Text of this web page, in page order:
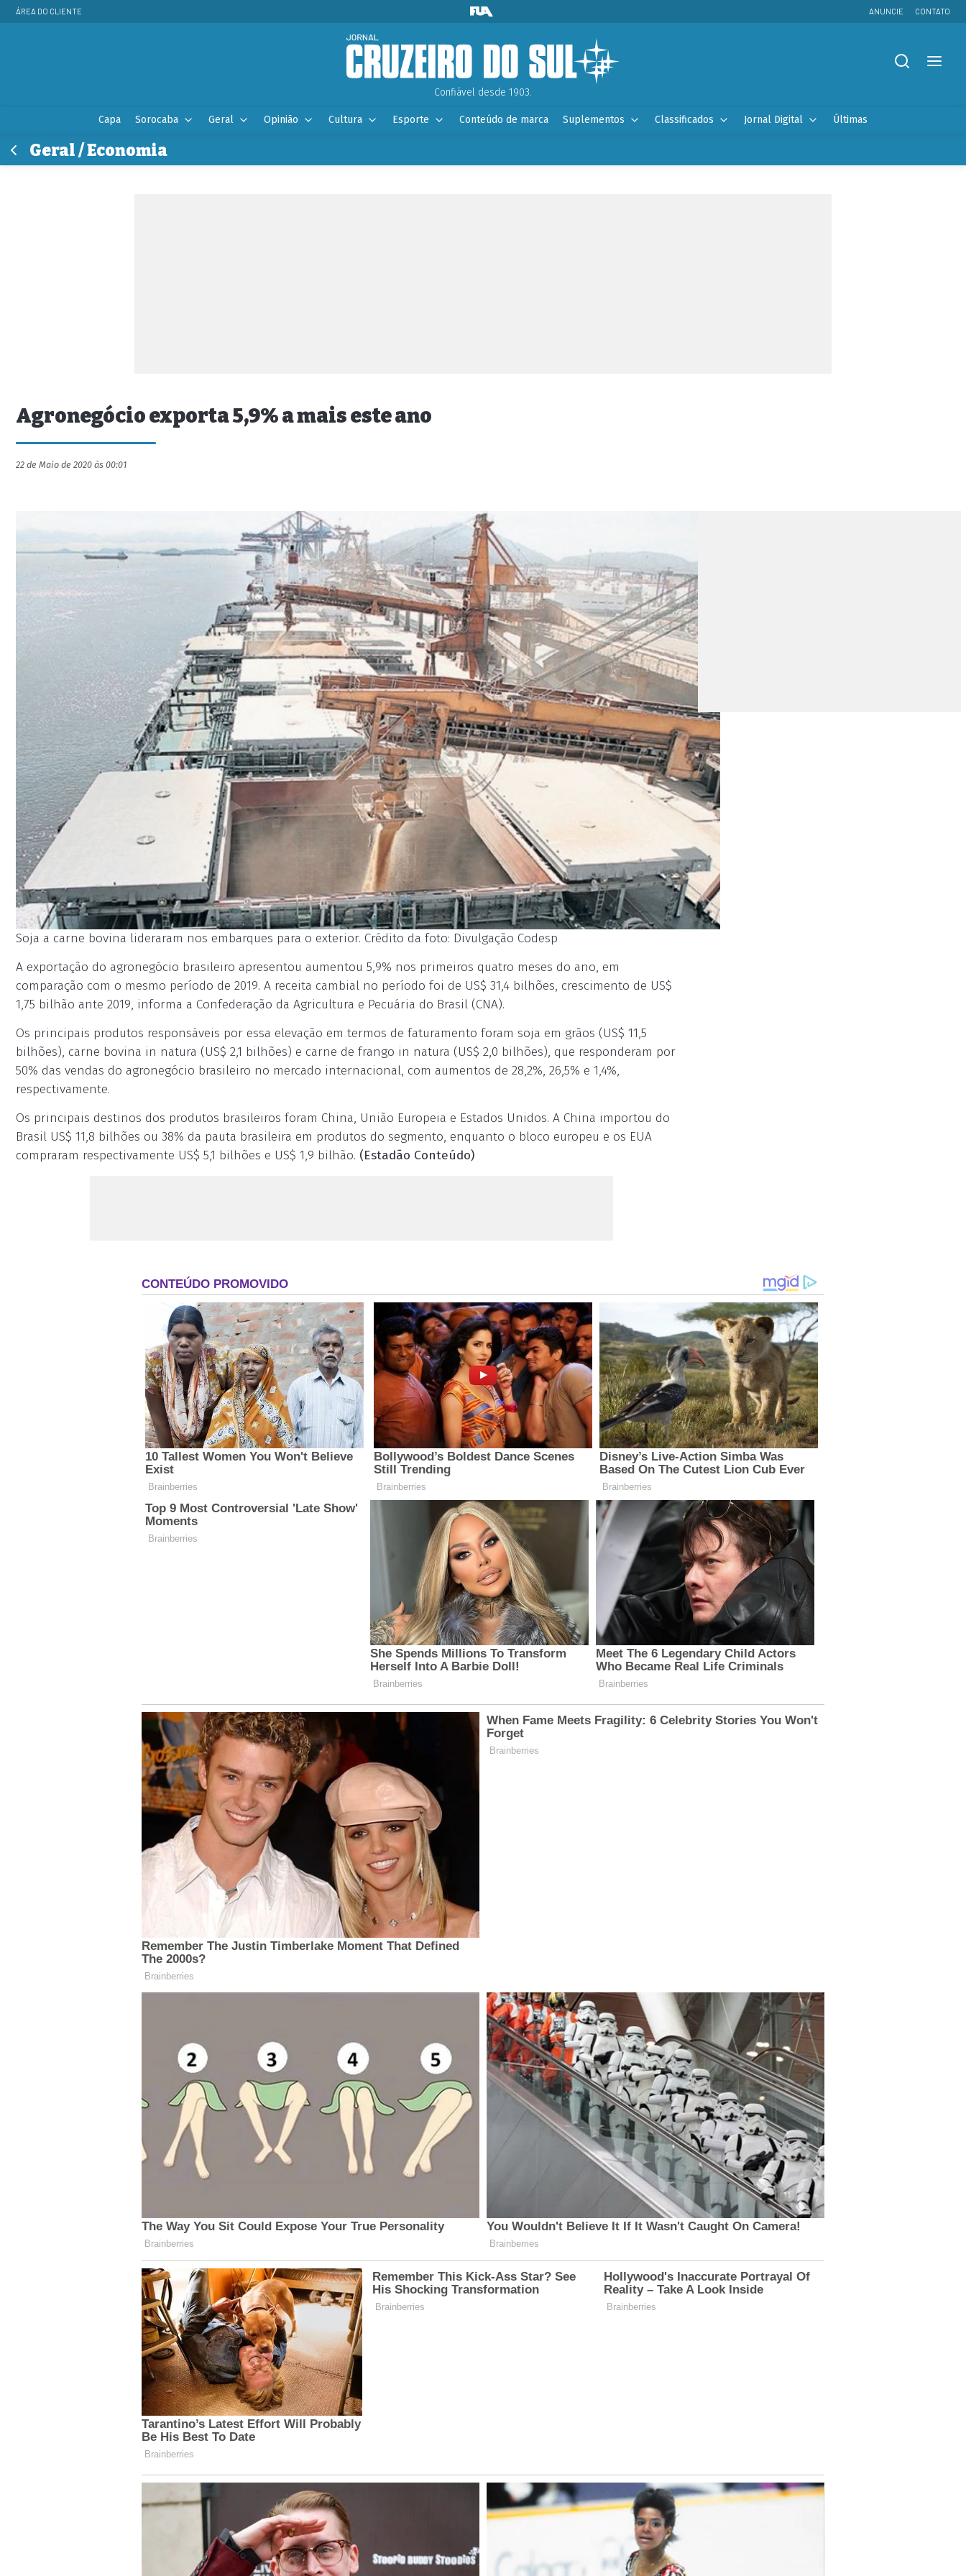
ÁREA DO CLIENTE ANUNCIE CONTATO
Confiável desde 1903.
Capa Sorocaba Geral Opinião Cultura Esporte Conteúdo de marca Suplementos Classificados Jornal Digital Últimas
Geral / Economia
Agronegócio exporta 5,9% a mais este ano
22 de Maio de 2020 às 00:01
Soja a carne bovina lideraram nos embarques para o exterior. Crédito da foto: Divulgação Codesp
A exportação do agronegócio brasileiro apresentou aumentou 5,9% nos primeiros quatro meses do ano, em
comparação com o mesmo período de 2019. A receita cambial no período foi de US$ 31,4 bilhões, crescimento de US$
1,75 bilhão ante 2019, informa a Confederação da Agricultura e Pecuária do Brasil (CNA).
Os principais produtos responsáveis por essa elevação em termos de faturamento foram soja em grãos (US$ 11,5
bilhões), carne bovina in natura (US$ 2,1 bilhões) e carne de frango in natura (US$ 2,0 bilhões), que responderam por
50% das vendas do agronegócio brasileiro no mercado internacional, com aumentos de 28,2%, 26,5% e 1,4%,
respectivamente.
Os principais destinos dos produtos brasileiros foram China, União Europeia e Estados Unidos. A China importou do
Brasil US$ 11,8 bilhões ou 38% da pauta brasileira em produtos do segmento, enquanto o bloco europeu e os EUA
compraram respectivamente US$ 5,1 bilhões e US$ 1,9 bilhão. (Estadão Conteúdo)